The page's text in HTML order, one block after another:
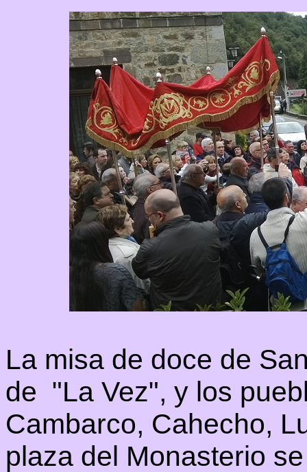
La misa de doce de
de "La Vez", y los
Cambarco, Cahecho,
plaza del Monasterio